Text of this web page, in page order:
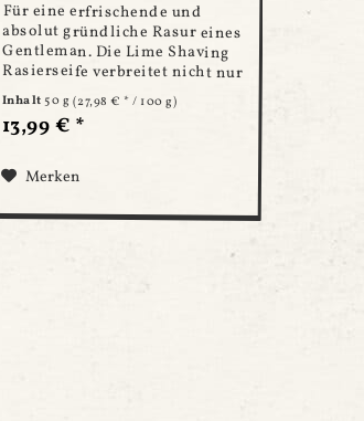
Für eine erfrischende und
absolut gründliche Rasur eines
Gentleman. Die Lime Shaving
Rasierseife verbreitet nicht nur
einen absolut bombastischen
Duft in deinem Badezimmer,
sondern trumpft auch durch
Inhalt50 g(27,98 € * / 100 g)
13,99 € *
Merken